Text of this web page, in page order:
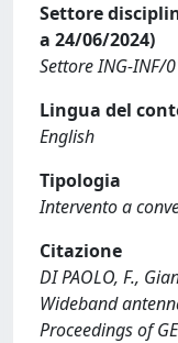
Settore
a 24/06/2024)
Settore ING-INF/
Lingua del
English
Tipologia
Intervento a
Citazione
DI PAOLO, F.,
Wideband
Proceedings of